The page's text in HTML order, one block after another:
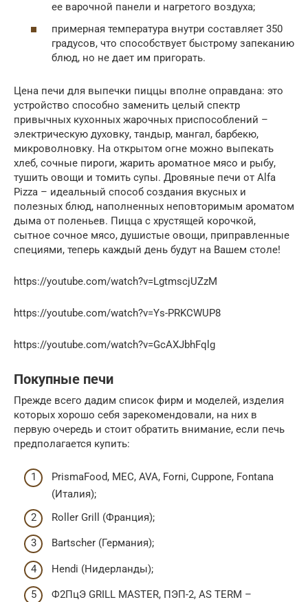
ее варочной панели и нагретого воздуха;
примерная температура внутри составляет 350
градусов, что способствует быстрому запеканию
блюд, но не дает им пригорать.
Цена печи для выпечки пиццы вполне оправдана: это
устройство способно заменить целый спектр
привычных кухонных жарочных приспособлений –
электрическую духовку, тандыр, мангал, барбекю,
микроволновку. На открытом огне можно выпекать
хлеб, сочные пироги, жарить ароматное мясо и рыбу,
тушить овощи и томить супы. Дровяные печи от Alfa
Pizza – идеальный способ создания вкусных и
полезных блюд, наполненных неповторимым ароматом
дыма от поленьев. Пицца с хрустящей корочкой,
сытное сочное мясо, душистые овощи, приправленные
специями, теперь каждый день будут на Вашем столе!
https://youtube.com/watch?v=LgtmscjUZzM
https://youtube.com/watch?v=Ys-PRKCWUP8
https://youtube.com/watch?v=GcAXJbhFqlg
Покупные печи
Прежде всего дадим список фирм и моделей, изделия
которых хорошо себя зарекомендовали, на них в
первую очередь и стоит обратить внимание, если печь
предполагается купить:
PrismaFood, MEC, AVA, Forni, Cuppone, Fontana
(Италия);
Roller Grill (Франция);
Bartscher (Германия);
Hendi (Нидерланды);
Ф2ПцЭ GRILL MASTER, ПЭП-2, AS TERM –